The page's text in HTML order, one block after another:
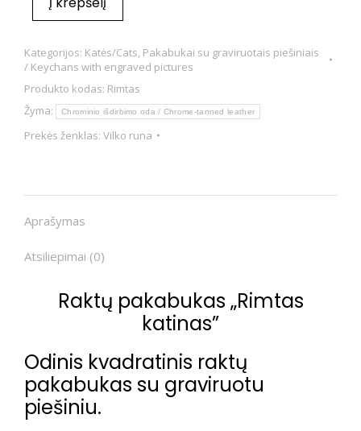
Kategorijos: Katės/Cats, Pakabukai su graviruotais piešiniais
/ Keychans with engraved pictures
Produkto kodas: Rimtas
Žyma:
Chrominio išdirbimo oda / Chrome-tanned leather
Prekės ženklas: Vilko runa
Aprašymas
Atsiliepimai (0)
Raktų pakabukas „Rimtas
katinas”
Odinis kvadratinis raktų
pakabukas su graviruotu
piešiniu.